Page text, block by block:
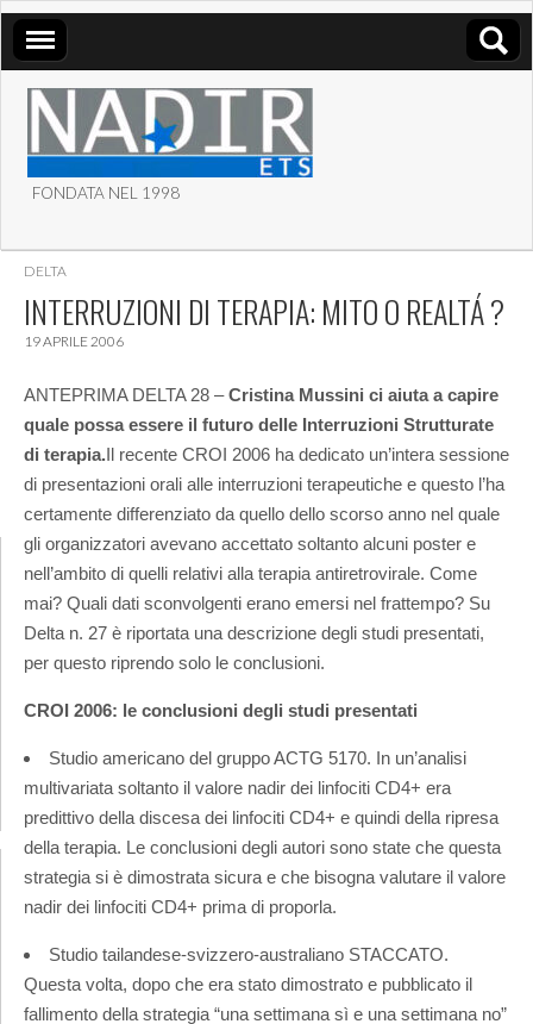
ASSOCIAZIONE NADIR
ETS
FONDATA NEL 1998
DELTA
INTERRUZIONI DI TERAPIA: MITO O REALTÁ ?
19 APRILE 2006
ANTEPRIMA DELTA 28 –Cristina Mussini ci aiuta a capire
quale possa essere il futuro delle Interruzioni Strutturate
di terapia.Il recente CROI 2006 ha dedicato un’intera sessione
di presentazioni orali alle interruzioni terapeutiche e questo l’ha
certamente differenziato da quello dello scorso anno nel quale
gli organizzatori avevano accettato soltanto alcuni poster e
nell’ambito di quelli relativi alla terapia antiretrovirale. Come
mai? Quali dati sconvolgenti erano emersi nel frattempo? Su
Delta n. 27 è riportata una descrizione degli studi presentati,
per questo riprendo solo le conclusioni.
CROI 2006: le conclusioni degli studi presentati
Studio americano del gruppo ACTG 5170. In un’analisi
multivariata soltanto il valore nadir dei linfociti CD4+ era
predittivo della discesa dei linfociti CD4+ e quindi della ripresa
della terapia. Le conclusioni degli autori sono state che questa
strategia si è dimostrata sicura e che bisogna valutare il valore
nadir dei linfociti CD4+ prima di proporla.
Studio tailandese-svizzero-australiano STACCATO.
Questa volta, dopo che era stato dimostrato e pubblicato il
fallimento della strategia “una settimana sì e una settimana no”